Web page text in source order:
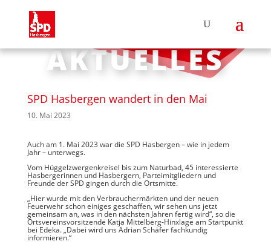
AKTUELLES
SPD Hasbergen wandert in den Mai
10. Mai 2023
Auch am 1. Mai 2023 war die SPD Hasbergen – wie in jedem
Jahr – unterwegs.
Vom Hüggelzwergenkreisel bis zum Naturbad, 45 interessierte
Hasbergerinnen und Hasbergern, Parteimitgliedern und
Freunde der SPD gingen durch die Ortsmitte.
„Hier wurde mit den Verbrauchermärkten und der neuen
Feuerwehr schon einiges geschaffen, wir sehen uns jetzt
gemeinsam an, was in den nächsten Jahren fertig wird“, so die
Ortsvereinsvorsitzende Katja Mittelberg-Hinxlage am Startpunkt
bei Edeka. „Dabei wird uns Adrian Schäfer fachkundig
informieren.“